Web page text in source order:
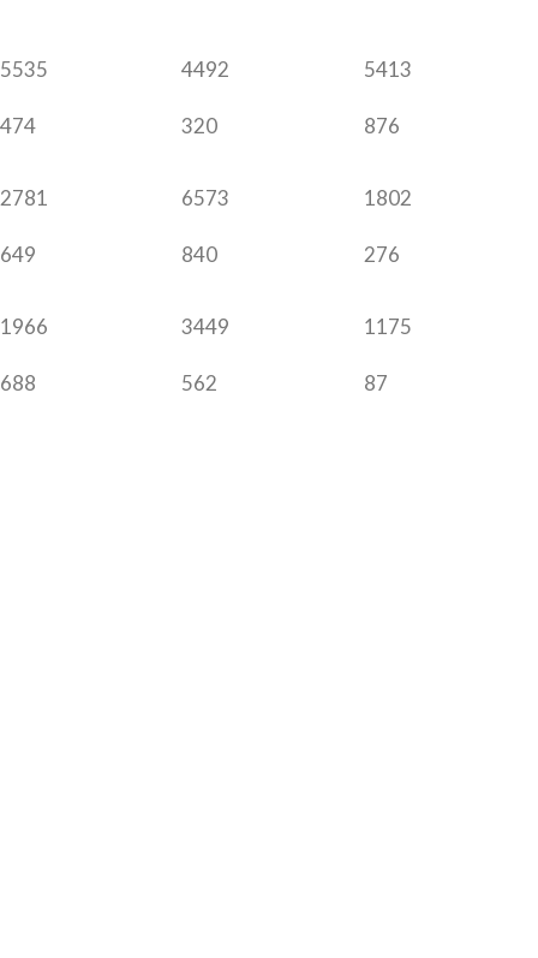
5535
474
4492
320
5413
876
2781
649
6573
840
1802
276
1966
688
3449
562
1175
87